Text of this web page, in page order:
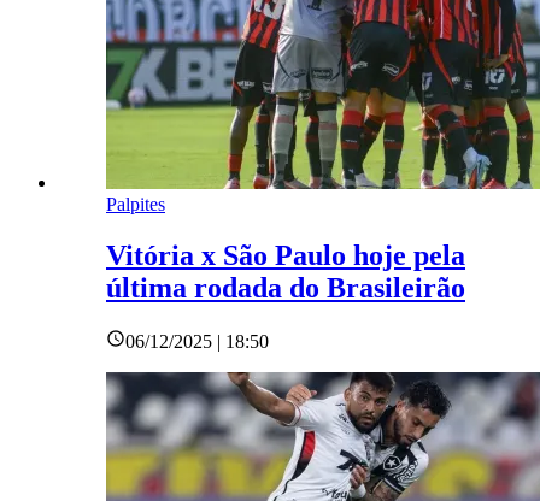
Palpites
Vitória x São Paulo hoje pela
última rodada do Brasileirão
06/12/2025 | 18:50